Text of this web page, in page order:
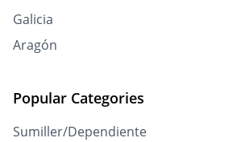
Galicia
Aragón
Popular Categories
Sumiller/Dependiente